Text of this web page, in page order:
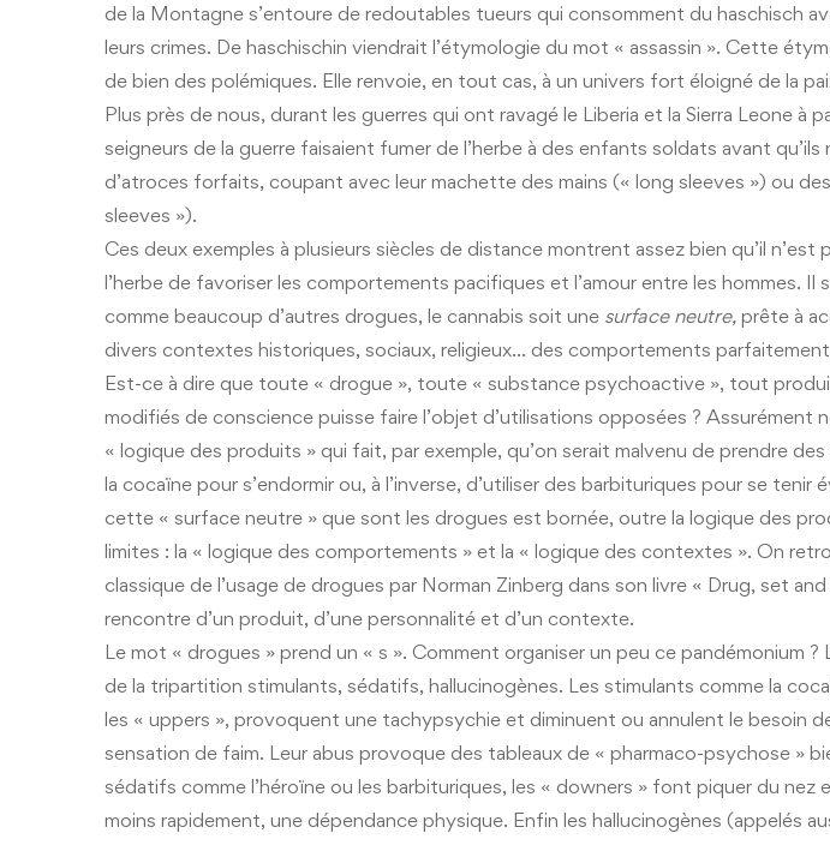
de la Montagne s’entoure de redoutables tueurs qui consomment du haschisch
leurs crimes. De haschischin viendrait l’étymologie du mot « assassin ». Cette
de bien des polémiques. Elle renvoie, en tout cas, à un univers fort éloigné de la
Plus près de nous, durant les guerres qui ont ravagé le Liberia et la Sierra Leone à
seigneurs de la guerre faisaient fumer de l’herbe à des enfants soldats avant qu’ils
d’atroces forfaits, coupant avec leur machette des mains (« long sleeves ») ou
sleeves »).
Ces deux exemples à plusieurs siècles de distance montrent assez bien qu’il n’est
l’herbe de favoriser les comportements pacifiques et l’amour entre les hommes. Il
comme beaucoup d’autres drogues, le cannabis soit une surface neutre, prête à
divers contextes historiques, sociaux, religieux… des comportements
Est-ce à dire que toute « drogue », toute « substance psychoactive », tout
modifiés de conscience puisse faire l’objet d’utilisations opposées ? Assurément
« logique des produits » qui fait, par exemple, qu’on serait malvenu de prendre
la cocaïne pour s’endormir ou, à l’inverse, d’utiliser des barbituriques pour se tenir
cette « surface neutre » que sont les drogues est bornée, outre la logique des
limites : la « logique des comportements » et la « logique des contextes ». On
classique de l’usage de drogues par Norman Zinberg dans son livre « Drug, set
rencontre d’un produit, d’une personnalité et d’un contexte.
Le mot « drogues » prend un « s ». Comment organiser un peu ce pandémonium ?
de la tripartition stimulants, sédatifs, hallucinogènes. Les stimulants comme la
les « uppers », provoquent une tachypsychie et diminuent ou annulent le besoin
sensation de faim. Leur abus provoque des tableaux de « pharmaco-psychose »
sédatifs comme l’héroïne ou les barbituriques, les « downers » font piquer du nez
moins rapidement, une dépendance physique. Enfin les hallucinogènes (appelés